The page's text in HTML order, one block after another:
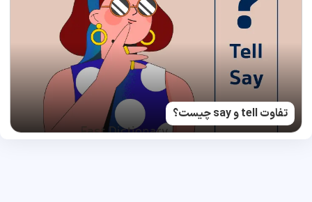
تفاوت tell و say چیست؟